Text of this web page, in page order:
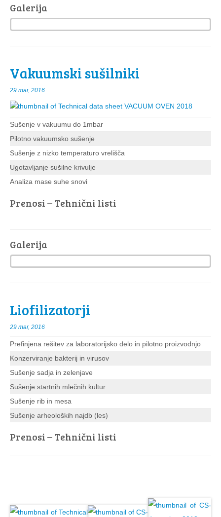
Galerija
Vakuumski sušilniki
29 mar, 2016
Sušenje v vakuumu do 1mbar
Pilotno vakuumsko sušenje
Sušenje z nizko temperaturo vrelišča
Ugotavljanje sušilne krivulje
Analiza mase suhe snovi
Prenosi – Tehnični listi
Galerija
Liofilizatorji
29 mar, 2016
Prefinjena rešitev za laboratorijsko delo in pilotno proizvodnjo
Konzerviranje bakterij in virusov
Sušenje sadja in zelenjave
Sušenje startnih mlečnih kultur
Sušenje rib in mesa
Sušenje arheoloških najdb (les)
Prenosi – Tehnični listi